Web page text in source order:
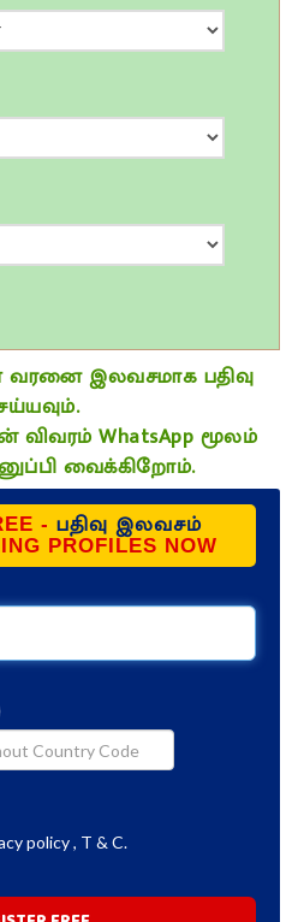
இலவசமாக பதிவு
WhatsApp மூலம்
வைக்கிறோம்.
- பதிவு இலவசம்
PROFILES NOW
policy, T & C.